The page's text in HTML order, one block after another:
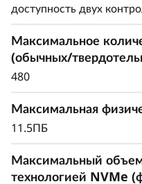
a
y
доступное
доступность двух
Максимальное
(обычных/
480
Максимальная
11.5ПБ
Максимальный
технологией NVMe